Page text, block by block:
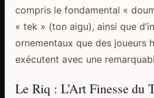
compris le fondamental «
« tek » (ton aigu), ainsi que
ornementaux que des joueurs
exécutent avec une
Le Riq : L’Art Finesse du